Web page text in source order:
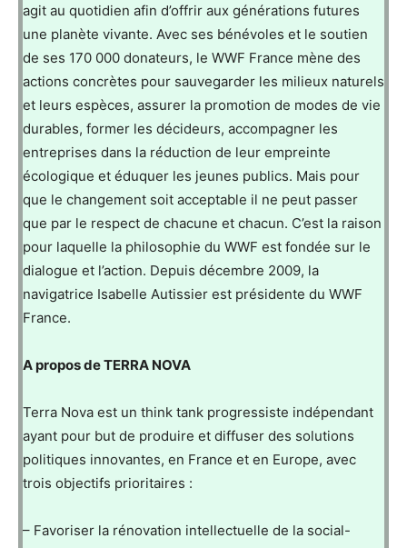
agit au quotidien afin d’offrir aux générations futures
une planète vivante. Avec ses bénévoles et le soutien
de ses 170 000 donateurs, le WWF France mène des
actions concrètes pour sauvegarder les milieux naturels
et leurs espèces, assurer la promotion de modes de vie
durables, former les décideurs, accompagner les
entreprises dans la réduction de leur empreinte
écologique et éduquer les jeunes publics. Mais pour
que le changement soit acceptable il ne peut passer
que par le respect de chacune et chacun. C’est la raison
pour laquelle la philosophie du WWF est fondée sur le
dialogue et l’action. Depuis décembre 2009, la
navigatrice Isabelle Autissier est présidente du WWF
France.
A propos de TERRA NOVA
Terra Nova est un think tank progressiste indépendant
ayant pour but de produire et diffuser des solutions
politiques innovantes, en France et en Europe, avec
trois objectifs prioritaires :
– Favoriser la rénovation intellectuelle de la social-